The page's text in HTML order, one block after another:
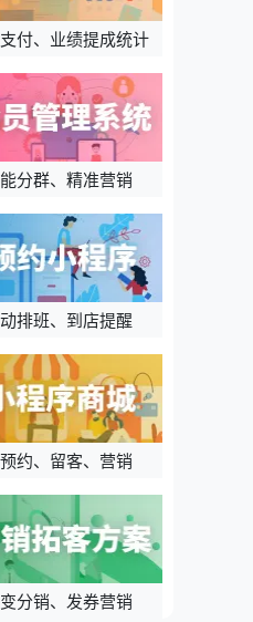
付、业绩提成统计
分群、精准营销
排班、到店提醒
约、留客、营销
分销、发券营销